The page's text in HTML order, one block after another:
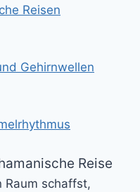
Reisen
Gehirnwellen
Reise
Raum schaffst,